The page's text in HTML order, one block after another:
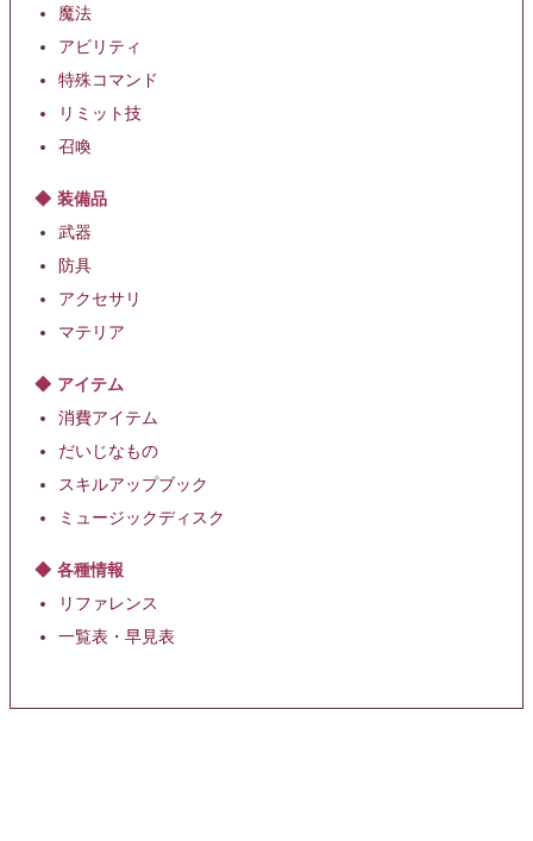
魔法
アビリティ
特殊コマンド
リミット技
召喚
装備品
武器
防具
アクセサリ
マテリア
アイテム
消費アイテム
だいじなもの
スキルアップブック
ミュージックディスク
各種情報
リファレンス
一覧表・早見表